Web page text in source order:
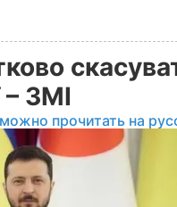
ЗМІ
прочитать на